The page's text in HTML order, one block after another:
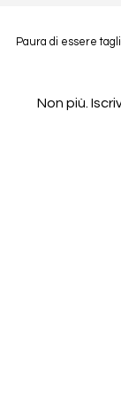
Paura di essere
Non più.